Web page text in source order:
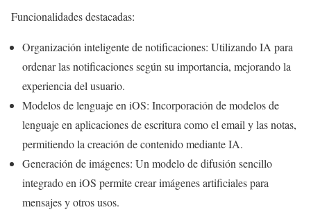
Funcionalidades destacadas:
Organización inteligente de notificaciones: Utilizando IA para
ordenar las notificaciones según su importancia, mejorando la
experiencia del usuario.
Modelos de lenguaje en iOS: Incorporación de modelos de
lenguaje en aplicaciones de escritura como el email y las notas,
permitiendo la creación de contenido mediante IA.
Generación de imágenes: Un modelo de difusión sencillo
integrado en iOS permite crear imágenes artificiales para
mensajes y otros usos.